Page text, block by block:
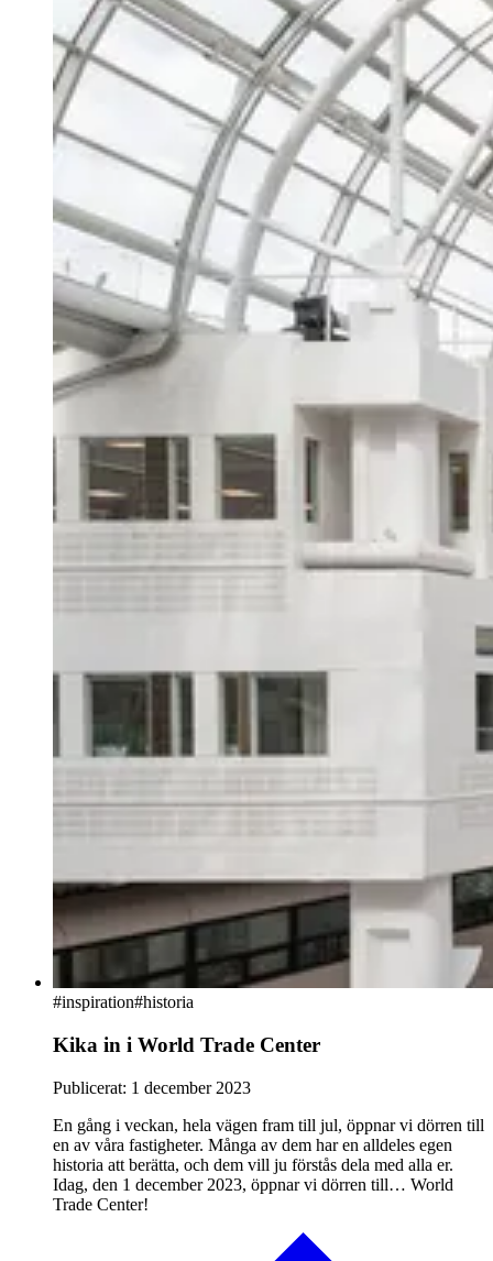
#inspiration#historia
Kika in i World Trade Center
Publicerat: 1 december 2023
En gång i veckan, hela vägen fram till jul, öppnar vi dörren till
en av våra fastigheter. Många av dem har en alldeles egen
historia att berätta, och dem vill ju förstås dela med alla er.
Idag, den 1 december 2023, öppnar vi dörren till… World
Trade Center!